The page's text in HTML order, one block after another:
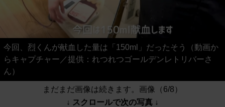
今回、烈くんが献血した量は「150ml」だったそう（動画か
らキャプチャー／提供：れつれつゴールデンレトリバーさ
ん）
まだまだ画像は続きます。画像（6/8）
↓ スクロールで次の写真 ↓